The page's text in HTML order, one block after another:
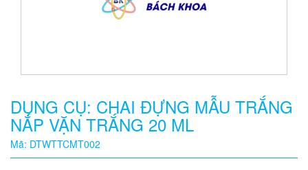
Quy
cách
DỤNG CỤ: CHAI ĐỰNG MẪU TRẮNG
NẮP VẶN TRẮNG 20 ML
Mã: DTWTTCMT002